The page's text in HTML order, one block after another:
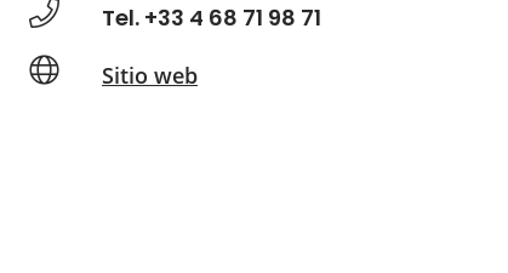
Tel. +33 4 68 71 98 71
Sitio web